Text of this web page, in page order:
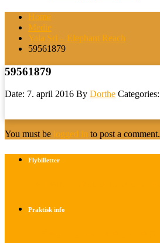
Home
Medie
Yala Sri – Elephant Reach
59561879
59561879
Date: 7. april 2016 By Dorthe Categories:
You must be logged in to post a comment.
Flybilletter
Praktisk info